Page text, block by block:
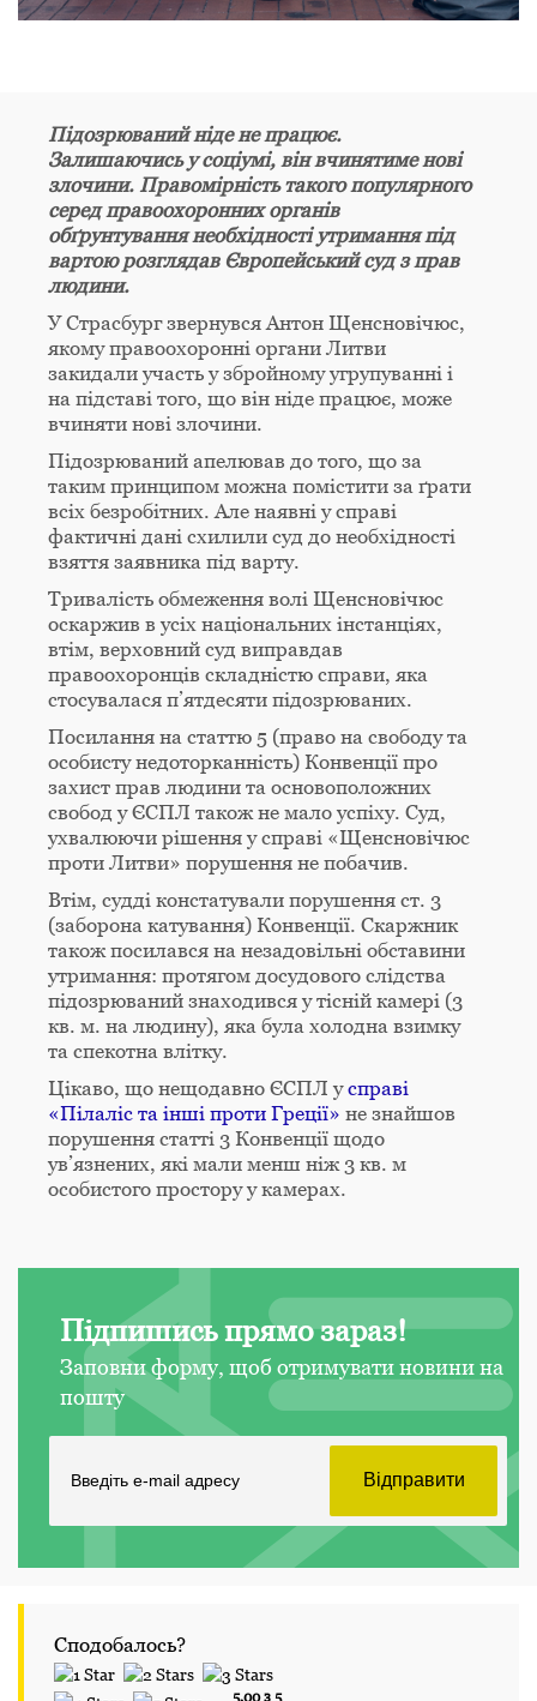
Підозрюваний ніде не працює.
Залишаючись у соціумі, він вчинятиме нові
злочини. Правомірність такого популярного
серед правоохоронних органів
обґрунтування необхідності утримання під
вартою розглядав Європейський суд з прав
людини.
У Страсбург звернувся Антон Щенсновічюс,
якому правоохоронні органи Литви
закидали участь у збройному угрупуванні і
на підставі того, що він ніде працює, може
вчиняти нові злочини.
Підозрюваний апелював до того, що за
таким принципом можна помістити за ґрати
всіх безробітних. Але наявні у справі
фактичні дані схилили суд до необхідності
взяття заявника під варту.
Тривалість обмеження волі Щенсновічюс
оскаржив в усіх національних інстанціях,
втім, верховний суд виправдав
правоохоронців складністю справи, яка
стосувалася п’ятдесяти підозрюваних.
Посилання на статтю 5 (право на свободу та
особисту недоторканність) Конвенції про
захист прав людини та основоположних
свобод у ЄСПЛ також не мало успіху. Суд,
ухвалюючи рішення у справі «Щенсновічюс
проти Литви» порушення не побачив.
Втім, судді констатували порушення ст. 3
(заборона катування) Конвенції. Скаржник
також посилався на незадовільні обставини
утримання: протягом досудового слідства
підозрюваний знаходився у тісній камері (3
кв. м. на людину), яка була холодна взимку
та спекотна влітку.
Цікаво, що нещодавно ЄСПЛ усправі
«Пілаліс та інші проти Греції» не знайшов
порушення статті 3 Конвенції щодо
ув’язнених, які мали менш ніж 3 кв. м
особистого простору у камерах.
Підпишись прямо зараз!
Заповни форму, щоб отримувати новини на
пошту
Сподобалось?
5,00 з 5